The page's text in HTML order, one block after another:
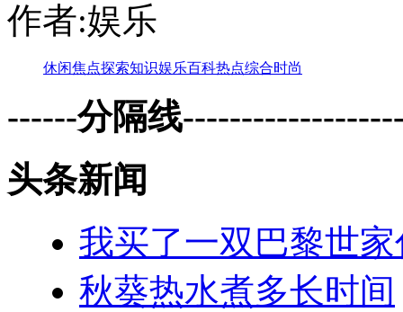
作者:娱乐
休闲焦点探索知识娱乐百科热点综合时尚
------分隔线
头条新闻
我买了一双巴黎世
秋葵热水煮多长时间